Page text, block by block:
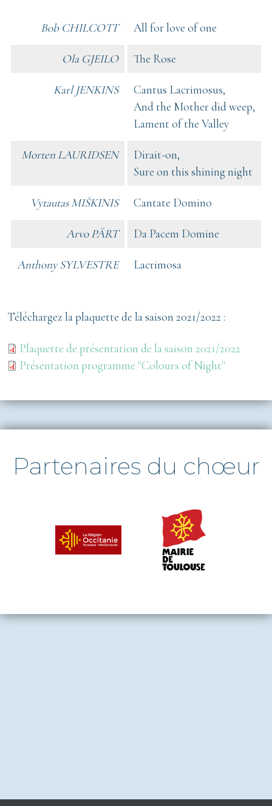
Bob CHILCOTT All for love of one
Ola GJEILO The Rose
Karl JENKINS
Cantus Lacrimosus,
And the Mother did weep,
Lament of the Valley
Morten LAURIDSEN
Dirait-on,
Sure on this shining night
Vytautas MIŠKINIS Cantate Domino
Arvo PÄRT Da Pacem Domine
Anthony SYLVESTRE Lacrimosa
Téléchargez la plaquette de la saison 2021/2022 :
Document
Plaquette de présentation de la saison 2021/2022
Document
Présentation programme "Colours of Night"
Partenaires du chœur